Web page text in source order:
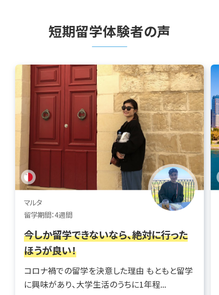
短期留学体験者の声
マルタ
留学期間：4週間
今しか留学できないなら、絶対に行った
ほうが良い！
コロナ禍での留学を決意した理由 もともと留学
に興味があり、大学生活のうちに1年程...